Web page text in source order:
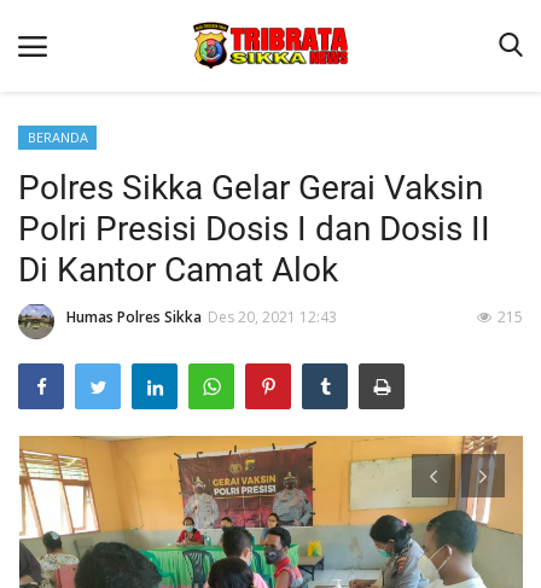
Beranda
Terms & Conditions
Reskrim
Binkam
Lantas
Polisi Kita
Giat Ops
BERANDA
Polres Sikka Gelar Gerai Vaksin
Polri Presisi Dosis I dan Dosis II
Di Kantor Camat Alok
Humas Polres Sikka Des 20, 2021 12:43 215